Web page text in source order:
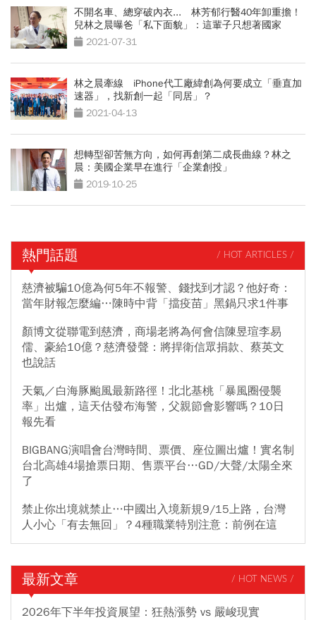
不開名車、總穿破內衣... 林芳郁行醫40年卸重擔！
兒林之晨曝爸「私下面貌」：這輩子只想著國家
2021-07-31
林之晨牽線 iPhone代工廠緯創為何要成立「垂直加
速器」，找新創一起「同居」？
2021-04-13
想轉型卻苦無方向，如何再創第二成長曲線？林之
晨：美國企業早在進行「企業創投」
2019-10-25
熱門話題 / HOT ARTICLES /
慈濟被騙10億為何5年不報警、錢找到才認？他好奇：
當年財報怎麼編…陳時中背「擋疫苗」黑鍋只求1件事
顏博文從聯電到慈濟，商場老將為何會信陳昱瑄李易
儒、豪給10億？慈濟發聲：將捍衛信眾捐款、蔡英文
也說話
天氣／白海豚颱風最新路徑！北北基桃「暴風圈侵襲
率」出爐，這天估發布海警，父親節會影響嗎？10日
報先看
BIGBANG演唱會台灣時間、票價、座位圖出爐！實名制
台北高雄4場搶票日期、售票平台…GD/大聲/太陽全來
了
禁止你出境就禁止…中國出入境新規9/15上路，台灣
人小心「有去無回」？4種職業特別注意：前例在這
最新文章 / HOT NEWS /
2026年下半年投資展望：狂熱漲勢 vs 嚴峻現實